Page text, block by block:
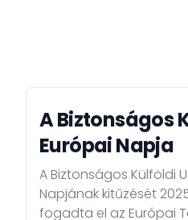
A Biztonságos
Európai Napja
A Biztonságos Külföldi
Napjának kitűzését
fogadta el az Európai